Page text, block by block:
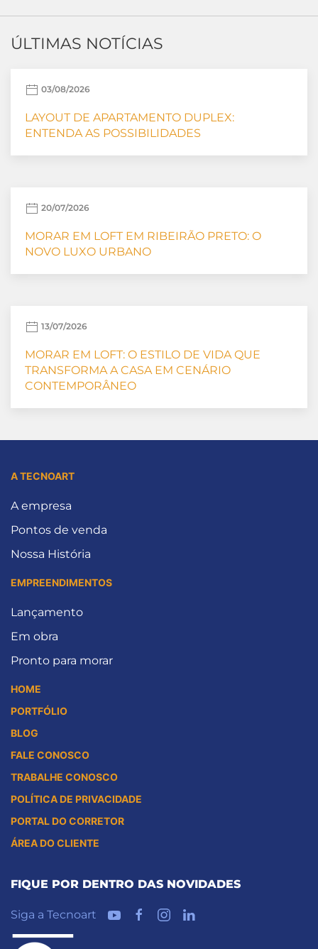
ÚLTIMAS NOTÍCIAS
03/08/2026
LAYOUT DE APARTAMENTO DUPLEX:
ENTENDA AS POSSIBILIDADES
20/07/2026
MORAR EM LOFT EM RIBEIRÃO PRETO: O
NOVO LUXO URBANO
13/07/2026
MORAR EM LOFT: O ESTILO DE VIDA QUE
TRANSFORMA A CASA EM CENÁRIO
CONTEMPORÂNEO
A TECNOART
A empresa
Pontos de venda
Nossa História
EMPREENDIMENTOS
Lançamento
Em obra
Pronto para morar
HOME
PORTFÓLIO
BLOG
FALE CONOSCO
TRABALHE CONOSCO
POLÍTICA DE PRIVACIDADE
PORTAL DO CORRETOR
ÁREA DO CLIENTE
FIQUE POR DENTRO DAS NOVIDADES
Siga a Tecnoart